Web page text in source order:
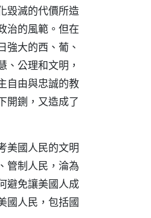
毀滅的代價所造
治的風範。但在
強大的西、葡、
公理和文明，
自由與忠誠的教
開鍘，又造成了
美國人民的文明
管制人民，淪為
避免讓美國人成
國人民，包括國